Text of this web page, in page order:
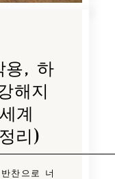
용, 하
해지
계
리)
찬으로 너